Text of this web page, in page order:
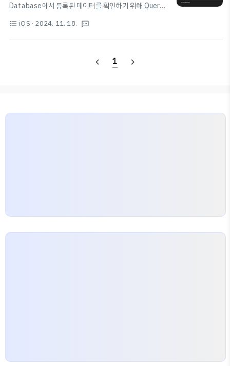
Database에서 등록된 데이터를 확인하기 위해 Query
marked queryable" 오류가 발생하는 경우가 있다. 이
경우 Schema > Indexes에서 해당하는 Record Type
recordName을 만들어 주면 정상적으로 데이터를 확인
format_list_bulleted iOS · 2024. 11. 18. textsms
navigate_before 1 navigate_next